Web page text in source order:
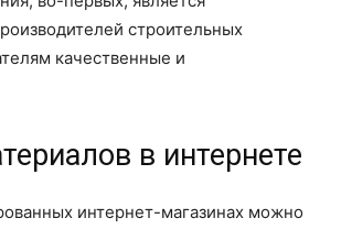
строительных
качественные и
в интернете
интернет-магазинах можно